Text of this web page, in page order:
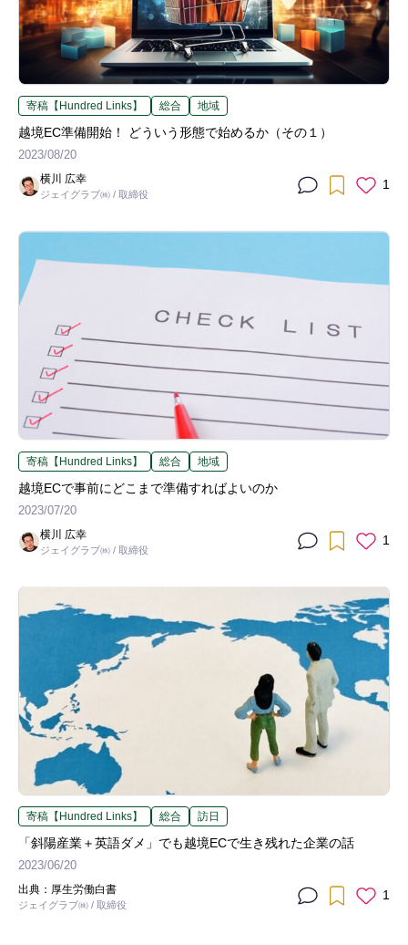
寄稿【Hundred Links】 総合 地域
越境EC準備開始！ どういう形態で始めるか（その１）
2023/08/20
横川 広幸
ジェイグラブ㈱ / 取締役
1
寄稿【Hundred Links】 総合 地域
越境ECで事前にどこまで準備すればよいのか
2023/07/20
横川 広幸
ジェイグラブ㈱ / 取締役
1
寄稿【Hundred Links】 総合 訪日
「斜陽産業＋英語ダメ」でも越境ECで生き残れた企業の話
2023/06/20
出典：厚生労働白書
ジェイグラブ㈱ / 取締役
1